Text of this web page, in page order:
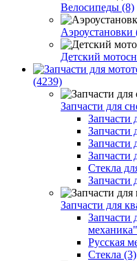
Велосипеды (8)
Аэроустановки
Детский
(4239)
Запчасти для
Запчасти
Запчасти
Запчасти
Запчасти
Стекла
Запчасти
Запчасти для
Запчасти
Русская
Стекла (3)